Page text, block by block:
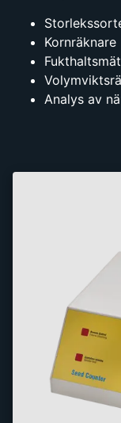
Kornräknare
Analys av